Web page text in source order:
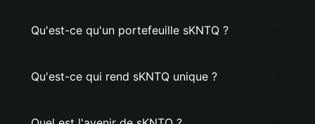
Qu'est-ce qu'un portefeuille sKNTQ ?
Qu'est-ce qui rend sKNTQ unique ?